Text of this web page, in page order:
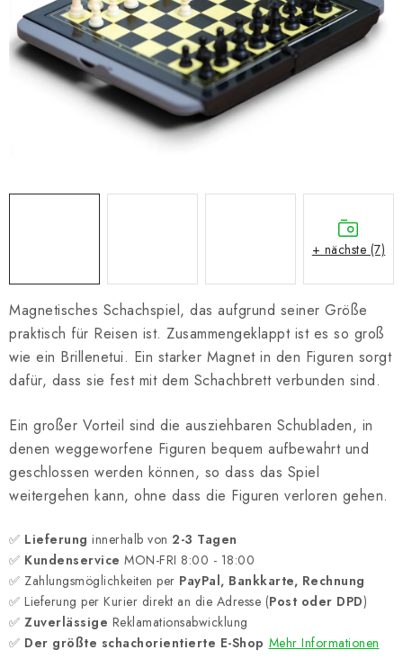
SCHACH ONLINE
SCHACH-MERCH
SCHACH GESCHENKE
Geschäftsbedingungen
Magnetisches Schachspiel, das aufgrund seiner Größe
praktisch für Reisen ist. Zusammengeklappt ist es so groß
wie ein Brillenetui. Ein starker Magnet in den Figuren sorgt
dafür, dass sie fest mit dem Schachbrett verbunden sind.
Ein großer Vorteil sind die ausziehbaren Schubladen, in
denen weggeworfene Figuren bequem aufbewahrt und
geschlossen werden können, so dass das Spiel
weitergehen kann, ohne dass die Figuren verloren gehen.
✅ Lieferung innerhalb von 2-3 Tagen
✅ Kundenservice MON-FRI 8:00 - 18:00
✅ Zahlungsmöglichkeiten per PayPal, Bankkarte, Rechnung
✅ Lieferung per Kurier direkt an die Adresse (Post oder DPD)
✅ Zuverlässige Reklamationsabwicklung
✅ Der größte schachorientierte E-Shop Mehr Informationen
+ nächste (7)